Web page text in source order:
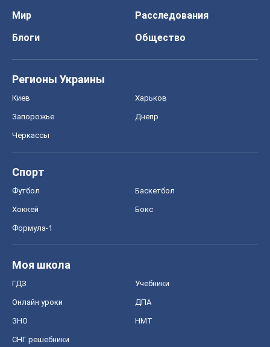
Мир
Расследования
Блоги
Общество
Регионы Украины
Киев Харьков
Запорожье Днепр
Черкассы
Спорт
Футбол Баскетбол
Хоккей Бокс
Формула-1
Моя школа
ГДЗ Учебники
Онлайн уроки ДПА
ЗНО НМТ
СНГ решебники